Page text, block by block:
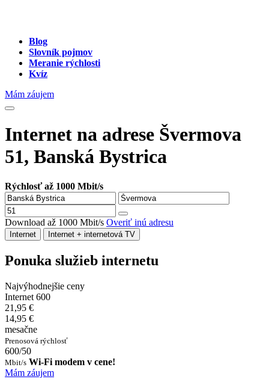
Blog
Slovník pojmov
Meranie rýchlosti
Kvíz
Mám záujem
Internet na adrese Švermova
51, Banská Bystrica
Rýchlosť až 1000 Mbit/s
Download až 1000 Mbit/s Overiť inú adresu
Internet Internet + internetová TV
Ponuka služieb internetu
Najvýhodnejšie ceny
Internet 600
21,95 €
14,95 €
mesačne
Prenosová rýchlosť
600/50
Mbit/s Wi-Fi modem v cene!
Mám záujem